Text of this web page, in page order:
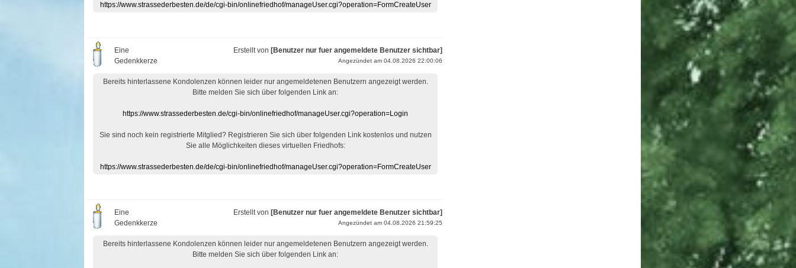
https://www.strassederbesten.de/de/cgi-bin/onlinefriedhof/manageUser.cgi?operation=FormCreateUser
Eine
Gedenkkerze
Erstellt von [Benutzer nur fuer angemeldete Benutzer sichtbar]
Angezündet am 04.08.2026 22:00:06
Bereits hinterlassene Kondolenzen können leider nur angemeldetenen Benutzern angezeigt werden.
Bitte melden Sie sich über folgenden Link an:
https://www.strassederbesten.de/cgi-bin/onlinefriedhof/manageUser.cgi?operation=Login
Sie sind noch kein registrierte Mitglied? Registrieren Sie sich über folgenden Link kostenlos und nutzen
Sie alle Möglichkeiten dieses virtuellen Friedhofs:
https://www.strassederbesten.de/de/cgi-bin/onlinefriedhof/manageUser.cgi?operation=FormCreateUser
Eine
Gedenkkerze
Erstellt von [Benutzer nur fuer angemeldete Benutzer sichtbar]
Angezündet am 04.08.2026 21:59:25
Bereits hinterlassene Kondolenzen können leider nur angemeldetenen Benutzern angezeigt werden.
Bitte melden Sie sich über folgenden Link an: